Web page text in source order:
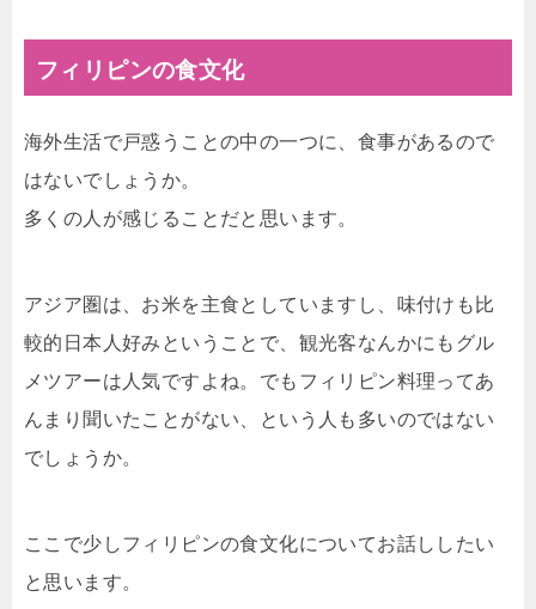
フィリピンの食文化
海外生活で戸惑うことの中の一つに、食事があるので
はないでしょうか。
多くの人が感じることだと思います。
アジア圏は、お米を主食としていますし、味付けも比
較的日本人好みということで、観光客なんかにもグル
メツアーは人気ですよね。でもフィリピン料理ってあ
んまり聞いたことがない、という人も多いのではない
でしょうか。
ここで少しフィリピンの食文化についてお話ししたい
と思います。